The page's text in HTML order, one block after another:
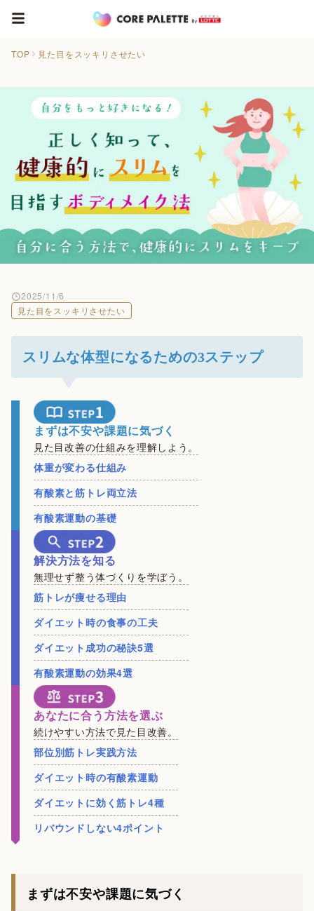
TOP 見た目をスッキリさせたい
2025/11/6
見た目をスッキリさせたい
スリムな体型になるための3ステップ
まずは不安や課題に気づく
見た目改善の仕組みを理解しよう。
体重が変わる仕組み
有酸素と筋トレ両立法
有酸素運動の基礎
解決方法を知る
無理せず整う体づくりを学ぼう。
筋トレが痩せる理由
ダイエット時の食事の工夫
ダイエット成功の秘訣5選
有酸素運動の効果4選
あなたに合う方法を選ぶ
続けやすい方法で見た目改善。
部位別筋トレ実践方法
ダイエット時の有酸素運動
ダイエットに効く筋トレ4種
リバウンドしない4ポイント
まずは不安や課題に気づく